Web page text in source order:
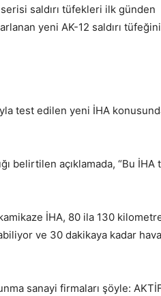
serisi saldırı tüfekleri ilk günden
yeni AK-12 saldırı
test edilen yeni İHA
belirtilen açıklamada, “Bu İHA
İHA, 80 ila 130
ve 30 dakikaya kadar
sanayi firmaları şöyle: